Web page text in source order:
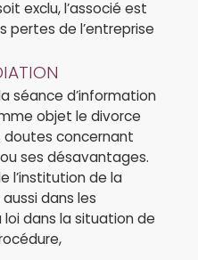
exclu, l’associé est
pertes de l’entreprise
séance d’information
objet le divorce
concernant
ses désavantages.
l’institution de la
dans les
dans la situation de